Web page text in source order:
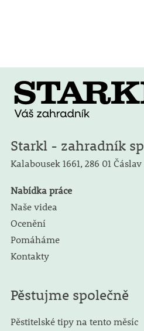
Starkl - zahradník
Kalabousek 1661, 286 01 Čáslav
Nabídka práce
Naše videa
Ocenění
Pomáháme
Kontakty
Pěstujme společně
Pěstitelské tipy na tento měsíc